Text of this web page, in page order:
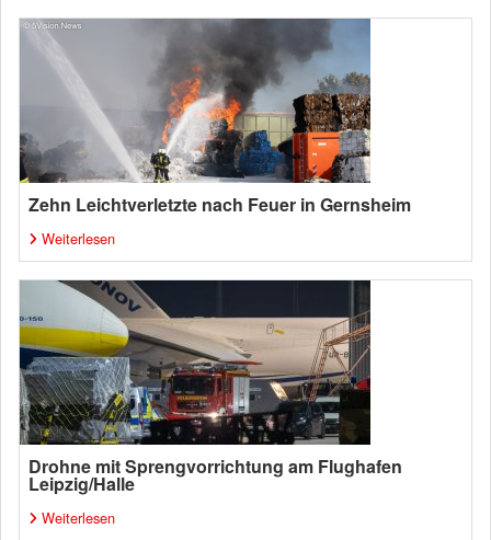
Zehn Leichtverletzte nach Feuer in Gernsheim
Weiterlesen
Drohne mit Sprengvorrichtung am Flughafen
Leipzig/Halle
Weiterlesen